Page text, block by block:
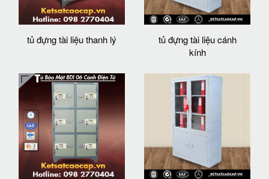
tủ đựng tài liệu thanh lý
tủ đựng tài liệu cánh
kính